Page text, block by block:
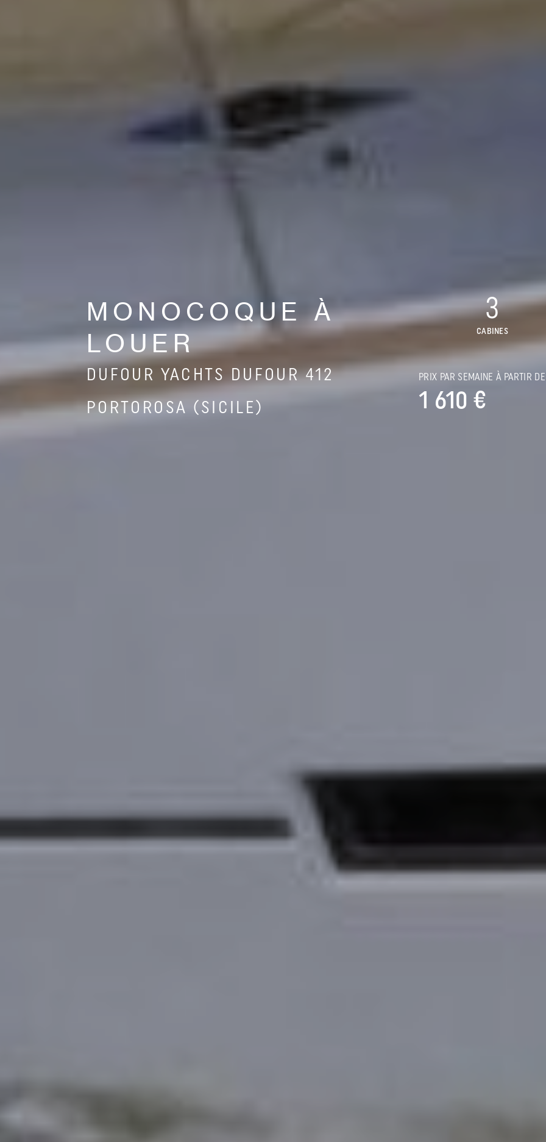
MONOCOQUE À
LOUER
DUFOUR YACHTS DUFOUR 412
PORTOROSA (SICILE)
3
CABINES
PRIX PAR SEMAINE À PARTIR DE
1 610 €